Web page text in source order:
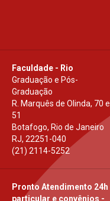
Faculdade - Rio
Graduação e Pós-
Graduação
R. Marquês de Olinda, 70 e
51
Botafogo, Rio de Janeiro
RJ,22251-040
(21) 2114-5252
Pronto Atendimento 24h
particular e convênios -